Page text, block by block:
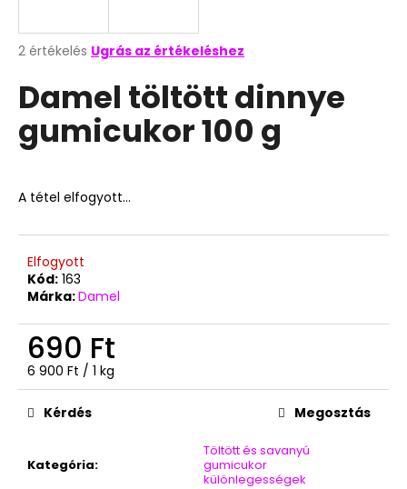
A
átlagos
értékelése
ből
4,5
2 értékelés Ugrás az értékeléshez
Damel töltött dinnye
gumicukor 100 g
A tétel elfogyott…
Elfogyott
Kód: 163
Márka:Damel
690 Ft
Egységár:
6 900 Ft / 1 kg
Kategória:
Töltött és savanyú
gumicukor
különlegességek
Kérdés Megosztás
A
á
n
l
j
k
NEON
POP
10G
Ft